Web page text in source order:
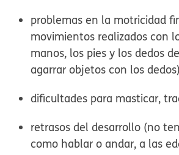
problemas en la motricidad
movimientos realizados con
manos, los pies y los dedos
agarrar objetos con los dedos)
dificultades para masticar,
retrasos del desarrollo (no
como hablar o andar, a las